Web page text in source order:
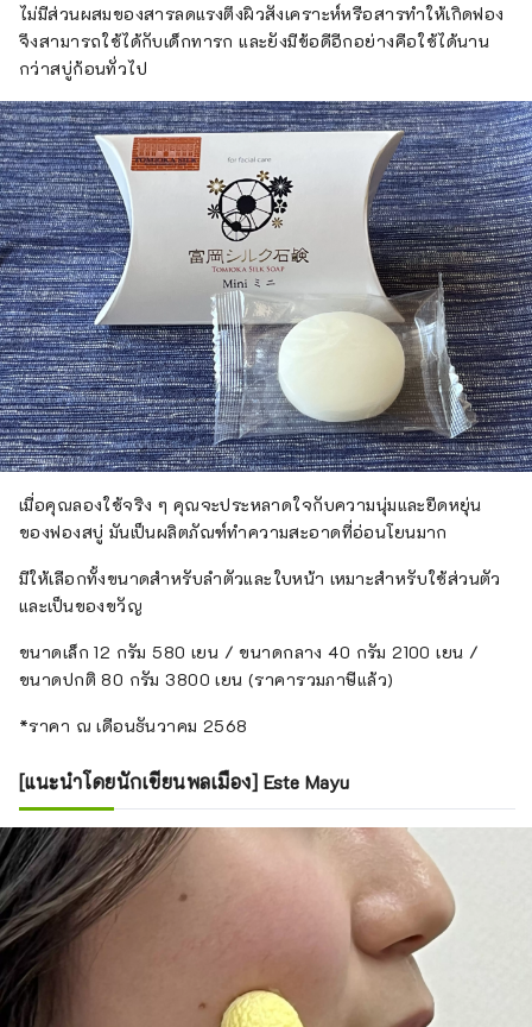
ไม่มีส่วนผสมของสารลดแรงตึงผิวสังเคราะห์หรือสารทำให้เกิดฟอง
จึงสามารถใช้ได้กับเด็กทารก และยังมีข้อดีอีกอย่างคือใช้ได้นาน
กว่าสบู่ก้อนทั่วไป
เมื่อคุณลองใช้จริง ๆ คุณจะประหลาดใจกับความนุ่มและยืดหยุ่น
ของฟองสบู่ มันเป็นผลิตภัณฑ์ทำความสะอาดที่อ่อนโยนมาก
มีให้เลือกทั้งขนาดสำหรับลำตัวและใบหน้า เหมาะสำหรับใช้ส่วนตัว
และเป็นของขวัญ
ขนาดเล็ก 12 กรัม 580 เยน / ขนาดกลาง 40 กรัม 2100 เยน /
ขนาดปกติ 80 กรัม 3800 เยน (ราคารวมภาษีแล้ว)
*ราคา ณ เดือนธันวาคม 2568
[แนะนำโดยนักเขียนพลเมือง] Este Mayu